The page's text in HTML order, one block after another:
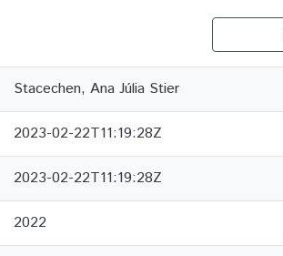
Stacechen, Ana Júlia Stier
2023-02-22T11:19:28Z
2023-02-22T11:19:28Z
2022